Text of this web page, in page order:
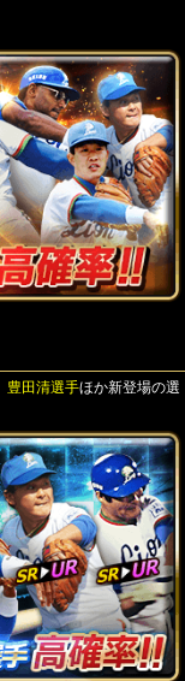
豊田清選手ほか新登場の選